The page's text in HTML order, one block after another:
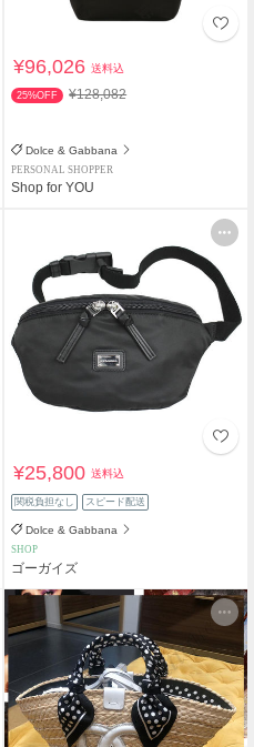
¥96,026送料込
25%OFF ¥128,082
Dolce & Gabbana
PERSONAL SHOPPER
Shop for YOU
¥25,800送料込
関税負担なし スピード配送
Dolce & Gabbana
SHOP
ゴーガイズ